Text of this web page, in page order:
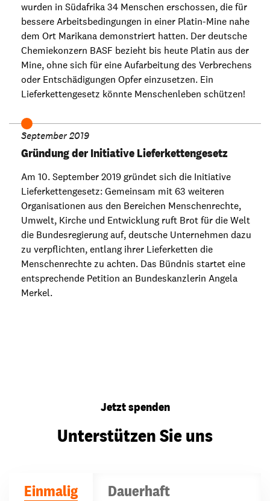
wurden in Südafrika 34 Menschen erschossen, die für
bessere Arbeitsbedingungen in einer Platin-Mine nahe
dem Ort Marikana demonstriert hatten. Der deutsche
Chemiekonzern BASF bezieht bis heute Platin aus der
Mine, ohne sich für eine Aufarbeitung des Verbrechens
oder Entschädigungen Opfer einzusetzen. Ein
Lieferkettengesetz könnte Menschenleben schützen!
September 2019
Gründung der Initiative Lieferkettengesetz
Am 10. September 2019 gründet sich die Initiative
Lieferkettengesetz: Gemeinsam mit 63 weiteren
Organisationen aus den Bereichen Menschenrechte,
Umwelt, Kirche und Entwicklung ruft Brot für die Welt
die Bundesregierung auf, deutsche Unternehmen dazu
zu verpflichten, entlang ihrer Lieferketten die
Menschenrechte zu achten. Das Bündnis startet eine
entsprechende Petition an Bundeskanzlerin Angela
Merkel.
Jetzt spenden
Unterstützen Sie uns
Einmalig Dauerhaft